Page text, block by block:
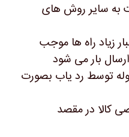
به سایر روش های
زیاد راه ها موجب
بار می شود
توسط رد یاب بصورت
کالا در مقصد